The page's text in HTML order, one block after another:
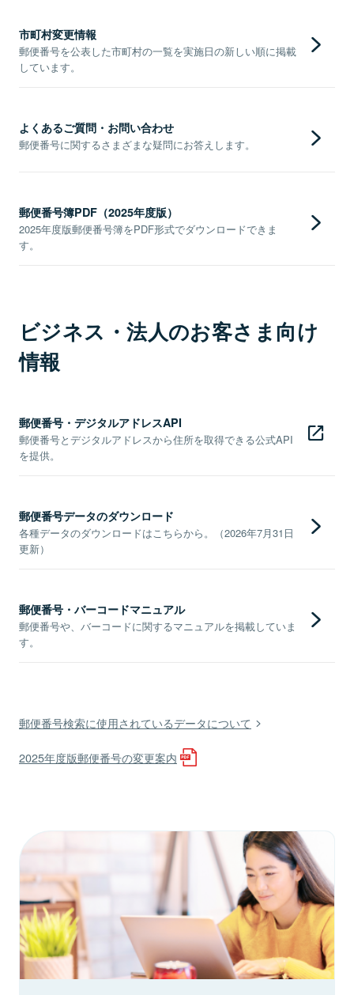
市町村変更情報
郵便番号を公表した市町村の一覧を実施日の新しい順に掲載
しています。
よくあるご質問・お問い合わせ
郵便番号に関するさまざまな疑問にお答えします。
郵便番号簿PDF（2025年度版）
2025年度版郵便番号簿をPDF形式でダウンロードできま
す。
ビジネス・法人のお客さま向け
情報
郵便番号・デジタルアドレスAPI
郵便番号とデジタルアドレスから住所を取得できる公式API
を提供。
郵便番号データのダウンロード
各種データのダウンロードはこちらから。（2026年7月31日
更新）
郵便番号・バーコードマニュアル
郵便番号や、バーコードに関するマニュアルを掲載していま
す。
郵便番号検索に使用されているデータについて
2025年度版郵便番号の変更案内